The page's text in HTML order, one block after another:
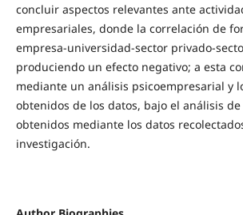
concluir aspectos relevantes ante
empresariales, donde la correlación de
empresa-universidad-sector privado-
produciendo un efecto negativo; a esta
mediante un análisis psicoempresarial y
obtenidos de los datos, bajo el análisis
obtenidos mediante los datos
investigación.